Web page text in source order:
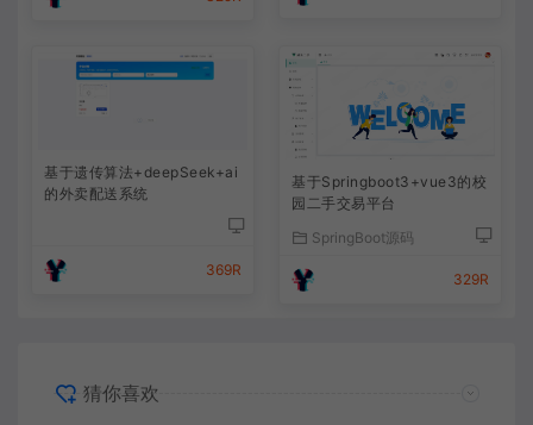
基于遗传算法+deepSeek+ai
的外卖配送系统
369R
基于Springboot3+vue3的校
园二手交易平台
SpringBoot源码
329R
猜你喜欢